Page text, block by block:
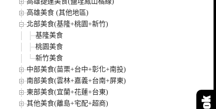
高雄美食 (其他地區)
北部美食(基隆+桃園+新竹)
基隆美食
桃園美食
新竹美食
中部美食(苗栗+台中+彰化+南投)
南部美食(雲林+嘉義+台南+屏東)
東部美食(宜蘭+花蓮+台東)
其他美食(離島+宅配+超商)